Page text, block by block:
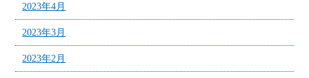
2023年4月
2023年3月
2023年2月